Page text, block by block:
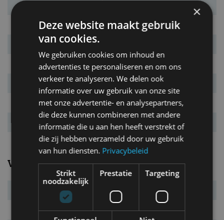
Massa leeg
L x B x H 5.116 x 1.899 x 1.496 mm
Inh. bag. ruimte.
Bandenmaat 245/55 R17
Wielbasis 3.035 mm
Max. aanh. gew. 2.100 kg
Tankinhoud 70 l
Verbruik
Verbr. gecomb. 5,5 l/100km
CO₂-emissie 146 g/km
×
Deze website maakt gebruik
van cookies.
We gebruiken cookies om inhoud en
advertenties te personaliseren en om ons
verkeer te analyseren. We delen ook
informatie over uw gebruik van onze site
met onze advertentie- en analysepartners,
die deze kunnen combineren met andere
informatie die u aan hen heeft verstrekt of
die zij hebben verzameld door uw gebruik
van hun diensten. Privacybeleid
Strikt
noodzakelijk
Prestatie Targeting